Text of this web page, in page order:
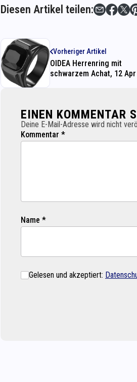
Diesen Artikel teilen:
Vorheriger Artikel
OIDEA Herrenring mit
schwarzem Achat, 12 Apr
EINEN KOMMENTAR
Deine E-Mail-Adresse wird nicht
Kommentar *
Name *
Gelesen und akzeptiert: